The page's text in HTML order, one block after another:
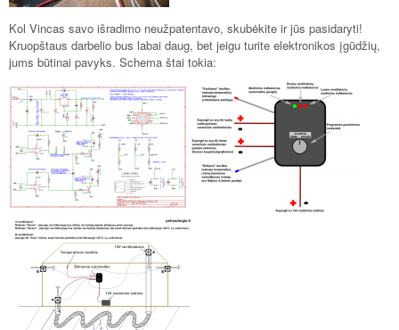
Kol Vincas savo išradimo neužpatentavo, skubėkite ir jūs pasidaryti!
Kruopštaus darbelio bus labai daug, bet jeigu turite elektronikos įgūdžių,
jums būtinai pavyks. Schema štai tokia: